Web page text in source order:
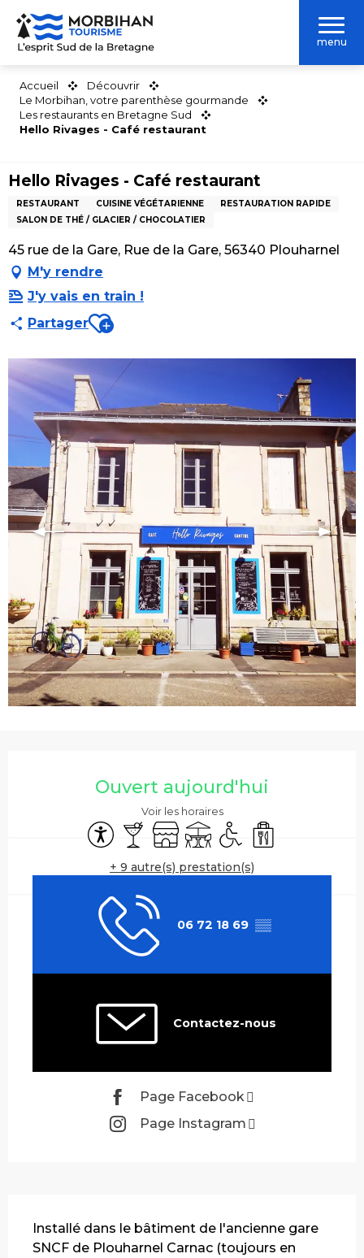
Aller
contenu
menu
Accueil
Découvrir
Le Morbihan, votre parenthèse gourmande
Les restaurants en Bretagne Sud
Hello Rivages - Café restaurant
Hello Rivages - Café restaurant
RESTAURANT CUISINE VÉGÉTARIENNE
RESTAURATION RAPIDE
SALON DE THÉ / GLACIER / CHOCOLATIER
45 rue de la Gare, Rue de la Gare, 56340 Plouharnel
M'y rendre
J'y vais en train !
PartagerAjouter aux favoris
Ouvert aujourd'hui
Voir les horaires
Accessibilité
Bar / Buvette
BoutiqueTerrasseAccès handicapés
Vente à emporter
+ 9 autre(s) prestation(s)
06 72 18 69 ▒▒
Contactez-nous
Page Facebook
Page Instagram
Installé dans le bâtiment de l'ancienne gare
SNCF de Plouharnel Carnac (toujours en